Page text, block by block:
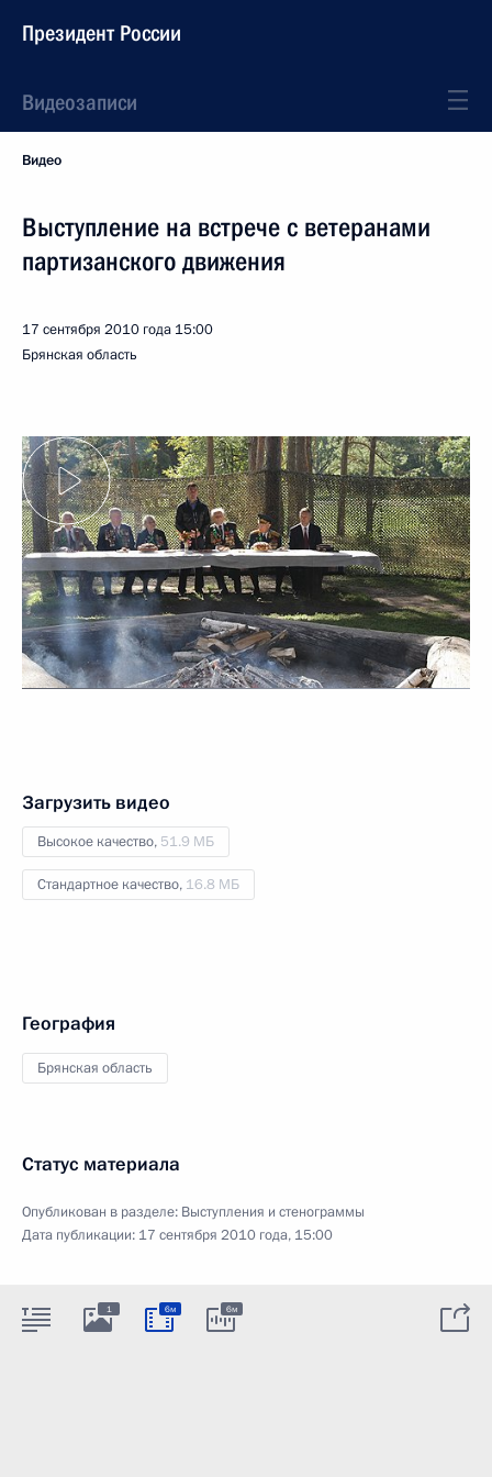
Президент России
Видеозаписи
Видео
Выступление на встрече с ветеранами
партизанского движения
17 сентября 2010 года 15:00
Брянская область
Загрузить видео
Высокое качество, 51.9 МБ
Стандартное качество, 16.8 МБ
География
Брянская область
Статус материала
Опубликован в разделе: Выступления и стенограммы
Дата публикации: 17 сентября 2010 года, 15:00
1 6м 6м